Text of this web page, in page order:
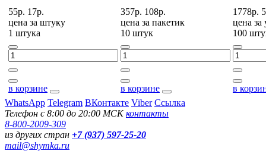
55р. 17р.
цена за штуку
1 штука
в корзине
357р. 108р.
цена за пакетик
10 штук
в корзине
1778р.
цена за
100
в
WhatsApp Telegram ВКонтакте Viber Ссылка
Телефон с 8:00 до 20:00 МСКконтакты
8-800-2009-309
из других стран +7 (937) 597-25-20
mail@shymka.ru